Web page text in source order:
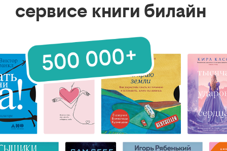
сервисе книги билайн